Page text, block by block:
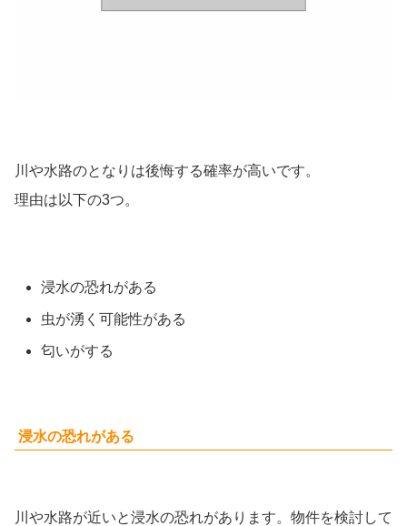
川や水路のとなりは後悔する確率が高いです。
理由は以下の3つ。
浸水の恐れがある
虫が湧く可能性がある
匂いがする
浸水の恐れがある
川や水路が近いと浸水の恐れがあります。物件を検討して